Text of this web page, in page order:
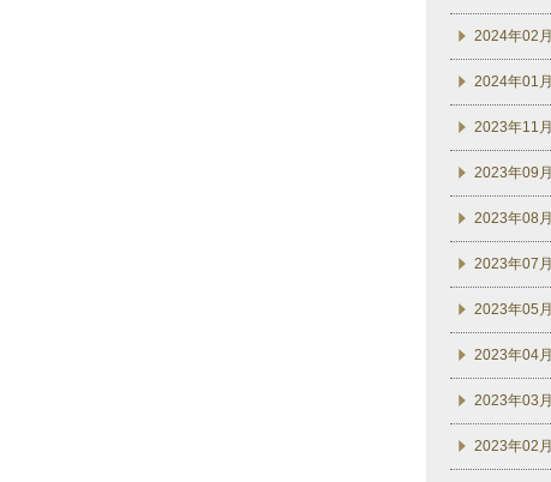
2024年02月
2024年01月
2023年11月
2023年09月
2023年08月
2023年07月
2023年05月
2023年04月
2023年03月
2023年02月